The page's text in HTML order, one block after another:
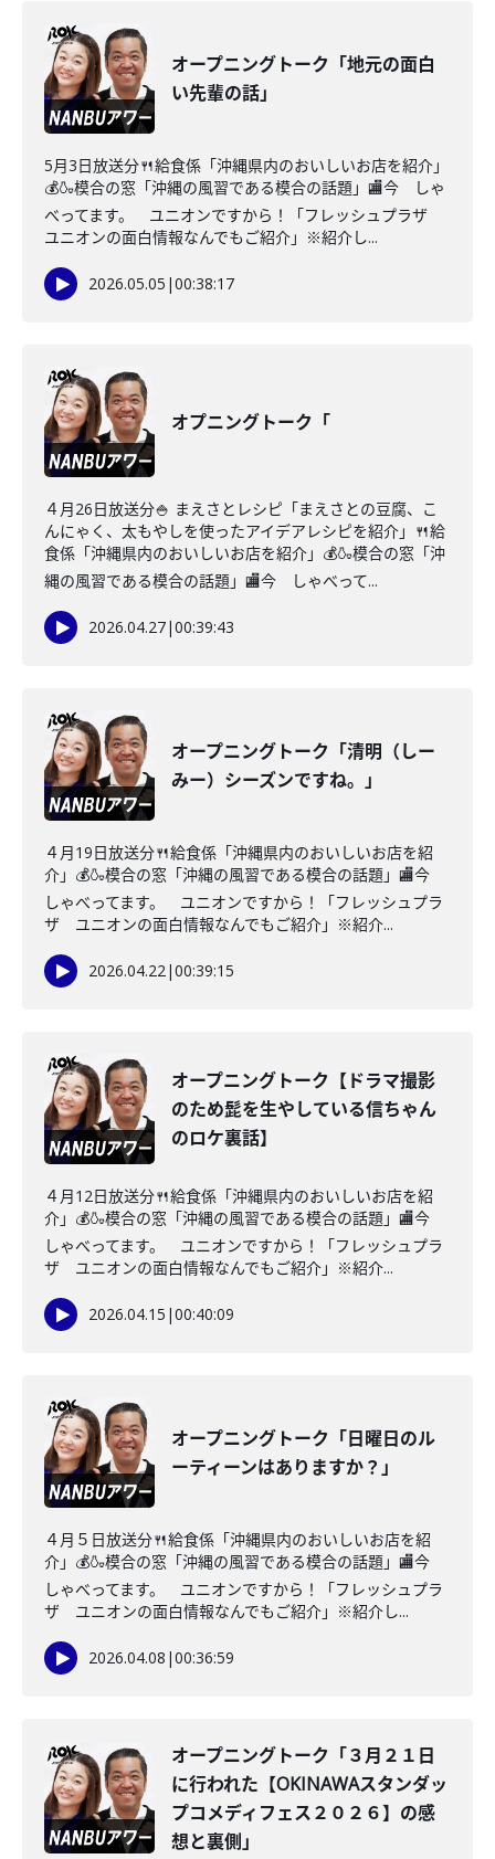
オープニングトーク「地元の面白
い先輩の話」
5月3日放送分🍴給食係「沖縄県内のおいしいお店を紹介」
💰🍶模合の窓「沖縄の風習である模合の話題」🏬今 しゃ
べってます。 ユニオンですから！「フレッシュプラザ
ユニオンの面白情報なんでもご紹介」※紹介し...
2026.05.05 |00:38:17
オプニングトーク「
４月26日放送分🍚 まえさとレシピ「まえさとの豆腐、こ
んにゃく、太もやしを使ったアイデアレシピを紹介」🍴給
食係「沖縄県内のおいしいお店を紹介」💰🍶模合の窓「沖
縄の風習である模合の話題」🏬今 しゃべって...
2026.04.27|00:39:43
オープニングトーク「清明（しー
みー）シーズンですね。」
４月19日放送分🍴給食係「沖縄県内のおいしいお店を紹
介」💰🍶模合の窓「沖縄の風習である模合の話題」🏬今
しゃべってます。 ユニオンですから！「フレッシュプラ
ザ ユニオンの面白情報なんでもご紹介」※紹介...
2026.04.22|00:39:15
オープニングトーク【ドラマ撮影
のため髭を生やしている信ちゃん
のロケ裏話】
４月12日放送分🍴給食係「沖縄県内のおいしいお店を紹
介」💰🍶模合の窓「沖縄の風習である模合の話題」🏬今
しゃべってます。 ユニオンですから！「フレッシュプラ
ザ ユニオンの面白情報なんでもご紹介」※紹介...
2026.04.15 |00:40:09
オープニングトーク「日曜日のル
ーティーンはありますか？」
４月５日放送分🍴給食係「沖縄県内のおいしいお店を紹
介」💰🍶模合の窓「沖縄の風習である模合の話題」🏬今
しゃべってます。 ユニオンですから！「フレッシュプラ
ザ ユニオンの面白情報なんでもご紹介」※紹介し...
2026.04.08 |00:36:59
オープニングトーク「３月２１日
に行われた【OKINAWAスタンダッ
プコメディフェス２０２６】の感
想と裏側」